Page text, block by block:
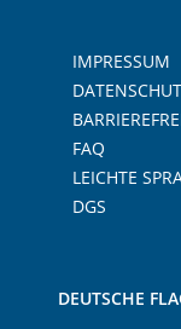
IMPRESSUM
FAQ
LEICHTE
DGS
DEUTSCHE